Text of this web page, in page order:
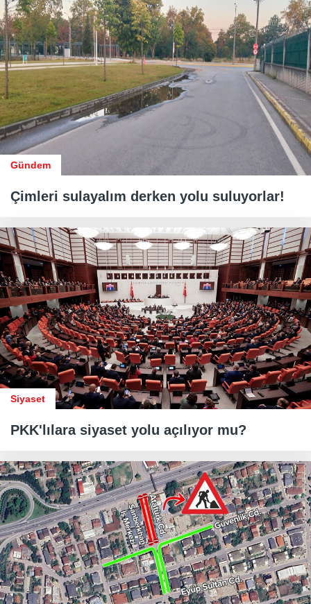
Gündem
Çimleri sulayalım derken yolu suluyorlar!
Siyaset
PKK'lılara siyaset yolu açılıyor mu?